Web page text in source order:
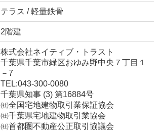
テラス / 軽量鉄骨
2階建
株式会社ネイティブ・トラスト
千葉県千葉市緑区おゆみ野中央７丁目１
－7
TEL:043-300-0080
千葉県知事 (3) 第16884号
㈳全国宅地建物取引業保証協会
㈳千葉県宅地建物取引業協会
㈳首都圏不動産公正取引協議会